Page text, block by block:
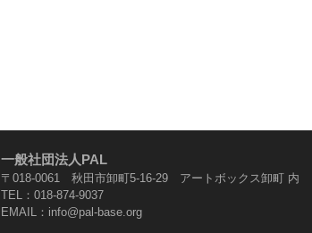
一般社団法人PAL
〒018-0061 秋田市卸町5-16-29 アートボックス卸町 内
TEL：018-874-9037
EMAIL：info@pal-base.org